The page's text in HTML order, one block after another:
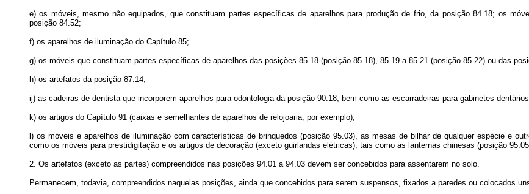
e) os móveis, mesmo não equipados, que constituam partes específicas de aparelhos para produção de frio, da posição 84.18; os
posição 84.52;
f) os aparelhos de iluminação do Capítulo 85;
g) os móveis que constituam partes específicas de aparelhos das posições 85.18 (posição 85.18), 85.19 a 85.21 (posição 85.22) ou das
h) os artefatos da posição 87.14;
ij) as cadeiras de dentista que incorporem aparelhos para odontologia da posição 90.18, bem como as escarradeiras para gabinetes
k) os artigos do Capítulo 91 (caixas e semelhantes de aparelhos de relojoaria, por exemplo);
l) os móveis e aparelhos de iluminação com características de brinquedos (posição 95.03), as mesas de bilhar de qualquer espécie e
como os móveis para prestidigitação e os artigos de decoração (exceto guirlandas elétricas), tais como as lanternas chinesas (posição
2. Os artefatos (exceto as partes) compreendidos nas posições 94.01 a 94.03 devem ser concebidos para assentarem no solo.
Permanecem, todavia, compreendidos naquelas posições, ainda que concebidos para serem suspensos, fixados a paredes ou colocados